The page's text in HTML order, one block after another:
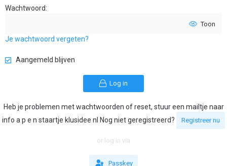
Wachtwoord
Toon
Je wachtwoord vergeten?
Aangemeld blijven
Log in
Heb je problemen met wachtwoorden of reset, stuur een mailtje naar
info a p e n staartje klusidee nl Nog niet geregistreerd?
Registreer nu
or log in via
Passkey